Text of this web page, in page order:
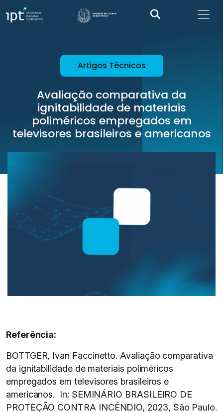
Artigos Técnicos
Avaliação comparativa da
ignitabilidade de materiais
poliméricos empregados em
televisores brasileiros e americanos
Referência:
BOTTGER, Ivan Faccinetto. Avaliação comparativa
da ignitabilidade de materiais poliméricos
empregados em televisores brasileiros e
americanos. In: SEMINÁRIO BRASILEIRO DE
PROTEÇÃO CONTRA INCÊNDIO, 2023, São Paulo.